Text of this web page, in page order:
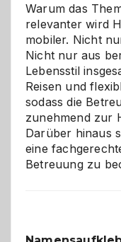
Warum das
relevanter wird
mobiler. Nicht
Nicht nur aus
Lebensstil
Reisen und
sodass die
zunehmend zur
Darüber hinaus
eine
Betreuung zu